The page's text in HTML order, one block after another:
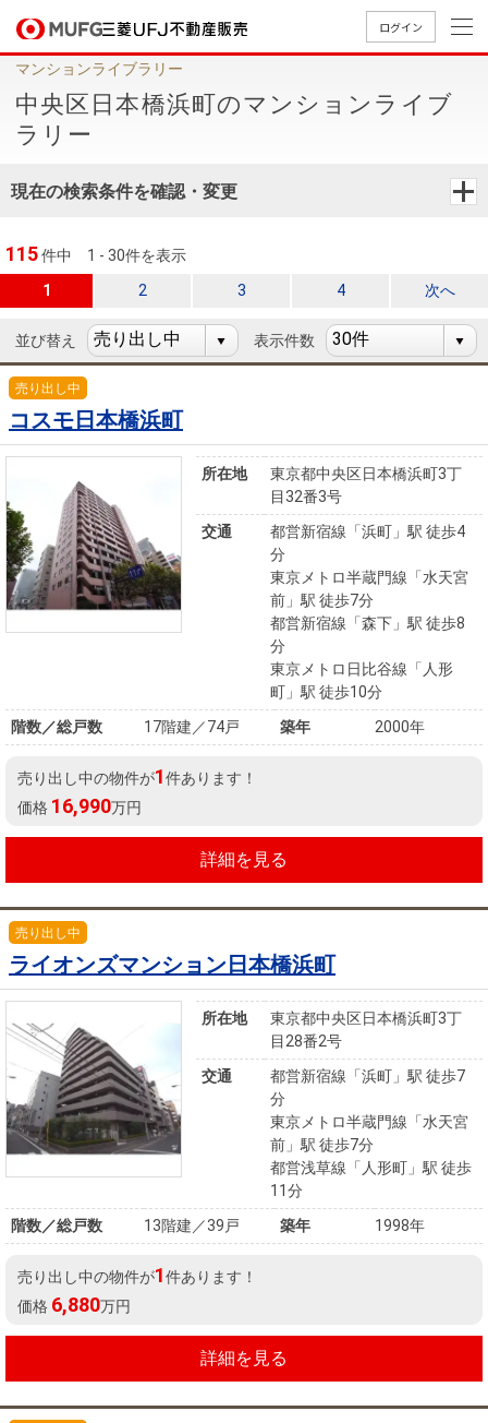
ログイン
買いたいTOP
中古
ショ
ンを
新
一戸
建て
を探
す
投
資
を
探
す
用物
件を
購入向け
住宅ロー
ンシミュ
レーショ
住まい1プ
役立ちコ
住まいと
税金の本
（電子ブ
ック）
購入ガイ
ド
売りたいTOP
無
査
定
売
談
AI
売却
時手
取り
売却向け
サービス
周辺相場
検索
住まい1プ
ラス（お
税金の本
（電子ブ
ック）
売却ガイ
店舗案内TOP
店舗のご
案内（首
都圏）
店舗のご
店舗のご
会社情報TOP
ごあいさ
つ
会社概
MUFG
経営ビジ
ョン
組織図
覧
沿革
本社地
図
ニュース
リリース
会社案内
（電子ブ
採用情報TOP
新卒採用
情報
キャリア
買いたい
売りたい
会社情報
採用情報
法人のお客さま
提携企業にお勤めの方
会員ページ
閉じる
マンションライブラリー
中央区日本橋浜町のマンションライブ
ラリー
現在の検索条件を確認・変更
115件中
1 - 30件を表示
1
2 3 4 次へ
並び替え 表示件数
コスモ日本橋浜町
売り出し中
所在地
東京都中央区日本橋浜町3丁
目32番3号
交通
都営新宿線「浜町」駅 徒歩4
分
東京メトロ半蔵門線「水天宮
前」駅 徒歩7分
都営新宿線「森下」駅 徒歩8
分
東京メトロ日比谷線「人形
町」駅 徒歩10分
階数／総戸数
17階建／74戸 築年 2000年
売り出し中の物件が1件あります！
価格 16,990万円
詳細を見る
ライオンズマンション日本橋浜町
売り出し中
所在地
東京都中央区日本橋浜町3丁
目28番2号
交通
都営新宿線「浜町」駅 徒歩7
分
東京メトロ半蔵門線「水天宮
前」駅 徒歩7分
都営浅草線「人形町」駅 徒歩
11分
階数／総戸数
13階建／39戸 築年 1998年
売り出し中の物件が1件あります！
価格 6,880万円
詳細を見る